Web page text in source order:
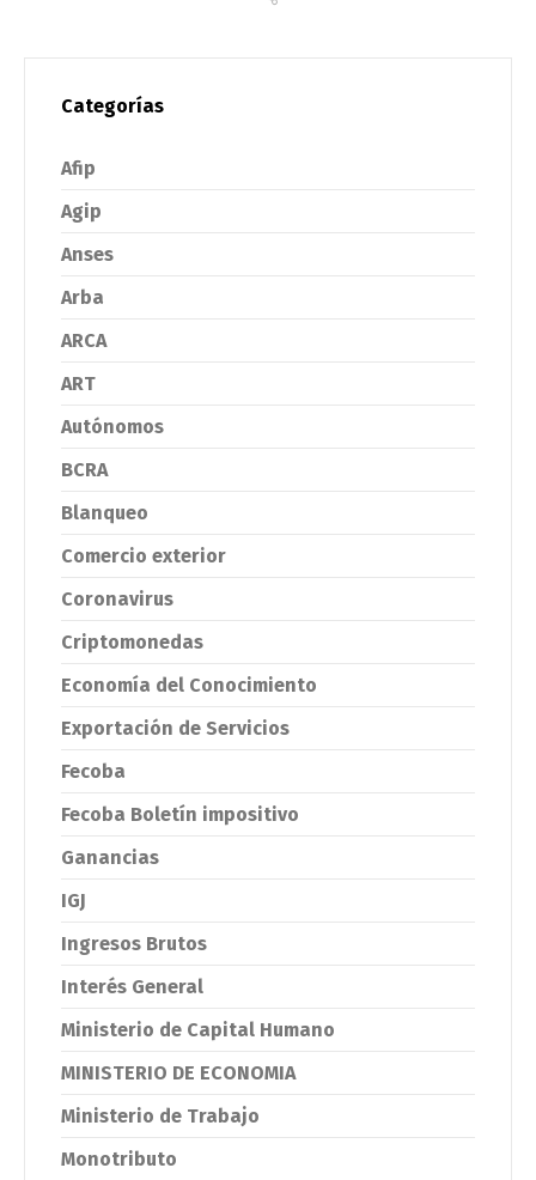
Categorías
Afip
Agip
Anses
Arba
ARCA
ART
Autónomos
BCRA
Blanqueo
Comercio exterior
Coronavirus
Criptomonedas
Economía del Conocimiento
Exportación de Servicios
Fecoba
Fecoba Boletín impositivo
Ganancias
IGJ
Ingresos Brutos
Interés General
Ministerio de Capital Humano
MINISTERIO DE ECONOMIA
Ministerio de Trabajo
Monotributo